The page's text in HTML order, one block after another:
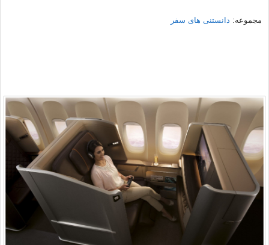
مجموعه: دانستنی های سفر